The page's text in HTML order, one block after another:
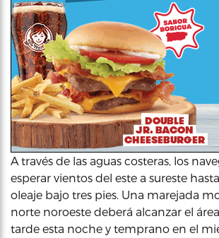
A través de las aguas costeras, los
esperar vientos del este a sureste
oleaje bajo tres pies. Una marejada
norte noroeste deberá alcanzar el
tarde esta noche y temprano en el